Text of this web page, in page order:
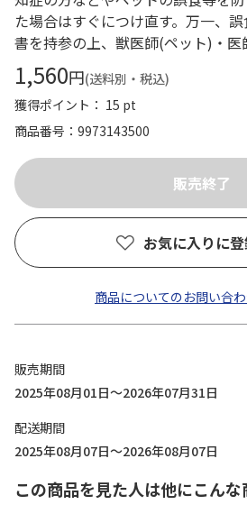
た場合はすぐにつけ直す。万一、
書を持参の上、獣医師(ペット)・医
1,560円(送料別・税込)
獲得ポイント： 15 pt
商品番号
9973143500
お気に入りに
商品についてのお問い合
販売期間
2025年08月01日～2026年07月31日
配送期間
2025年08月07日～2026年08月07日
この商品を見た人は他にこん